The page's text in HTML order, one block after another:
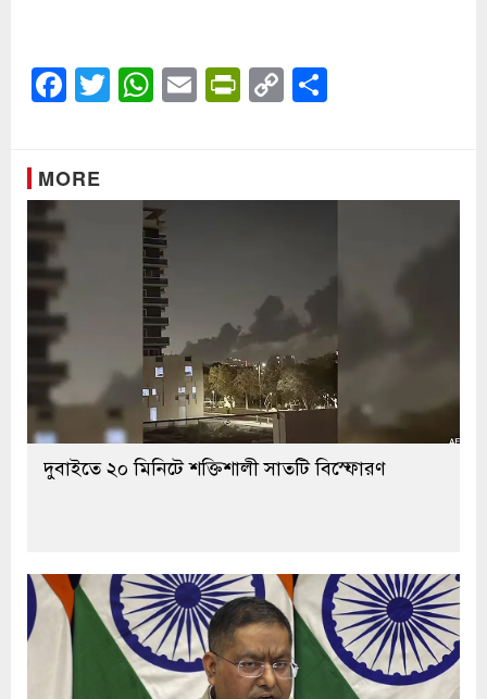
Facebook
Twitter
WhatsApp
EmailPrintFriendly
Copy
Link
MORE
দুবাইতে ২০ মিনিটে শক্তিশালী সাতটি বিস্ফোরণ